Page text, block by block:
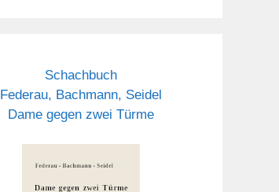
Schachbuch
Federau, Bachmann, Seidel
Dame gegen zwei Türme